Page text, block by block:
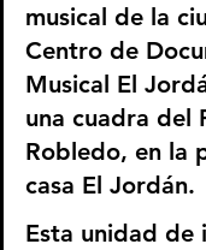
musical de la
Centro de
Musical El
una cuadra del
Robledo, en la
casa El Jordán.
Esta unidad de